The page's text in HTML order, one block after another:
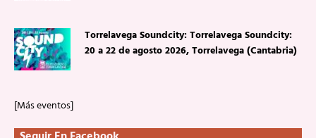
Torrelavega Soundcity: Torrelavega Soundcity:
20 a 22 de agosto 2026, Torrelavega (Cantabria)
[Más eventos]